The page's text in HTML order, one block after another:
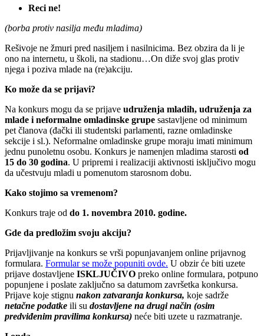
Reci ne!
(borba protiv nasilja među mladima)
Rešivoje ne žmuri pred nasiljem i nasilnicima. Bez obzira da li je
ono na internetu, u školi, na stadionu…On diže svoj glas protiv
njega i poziva mlade na (re)akciju.
Ko može da se prijavi?
Na konkurs mogu da se prijave udruženja mladih, udruženja za
mlade i neformalne omladinske grupe sastavljene od minimum
pet članova (đački ili studentski parlamenti, razne omladinske
sekcije i sl.). Neformalne omladinske grupe moraju imati minimum
jednu punoletnu osobu. Konkurs je namenjen mladima starosti od
15 do 30 godina. U pripremi i realizaciji aktivnosti isključivo mogu
da učestvuju mladi u pomenutom starosnom dobu.
Kako stojimo sa vremenom?
Konkurs traje od do 1. novembra 2010. godine.
Gde da predložim svoju akciju?
Prijavljivanje na konkurs se vrši popunjavanjem online prijavnog
formulara. Formular se može popuniti ovde. U obzir će biti uzete
prijave dostavljene ISKLJUČIVO preko online formulara, potpuno
popunjene i poslate zaključno sa datumom završetka konkursa.
Prijave koje stignu nakon zatvaranja konkursa, koje sadrže
netačne podatke ili su dostavljene na drugi način (osim
predviđenim pravilima konkursa) neće biti uzete u razmatranje.